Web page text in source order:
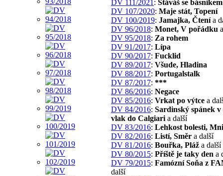
DV 111/2021 : Stáváš se básníkem
DV 107/2020: Maje stát, Topení
DV 100/2019: Jamajka, Čtenía
DV 96/2018: Monet, V pořádku
DV 95/2018: Za rohem
DV 91/2017: Lípa
DV 90/2017: Fucklid
DV 89/2017: Všude, Hladina
DV 88/2017: Portugalstalk
DV 87/2017: ***
DV 86/2016: Negace
DV 85/2016: Vrkat po výtce a
DV 84/2016: Sardinský spánek v
vlak do Calgiari a další
DV 83/2016: Lehkost bolesti,
DV 82/2016: Listí, Směr a další
DV 81/2016: Bouřka, Pláž a další
DV 80/2015: Příště je taky den a
DV 79/2015: Famózní Soňa z
další